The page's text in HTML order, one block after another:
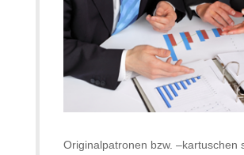
Originalpatronen bzw. –kartuschen